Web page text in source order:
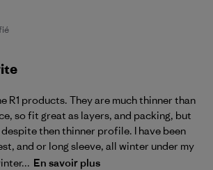
R1 products. They are much thinner than
so fit great as layers, and packing, but
then thinner profile. I have been
and or long sleeve, all winter under my
En savoir plus